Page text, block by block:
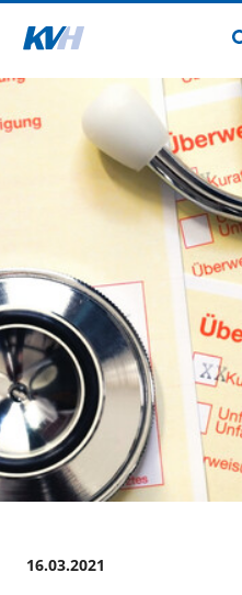
Zur Startseite
16.03.2021